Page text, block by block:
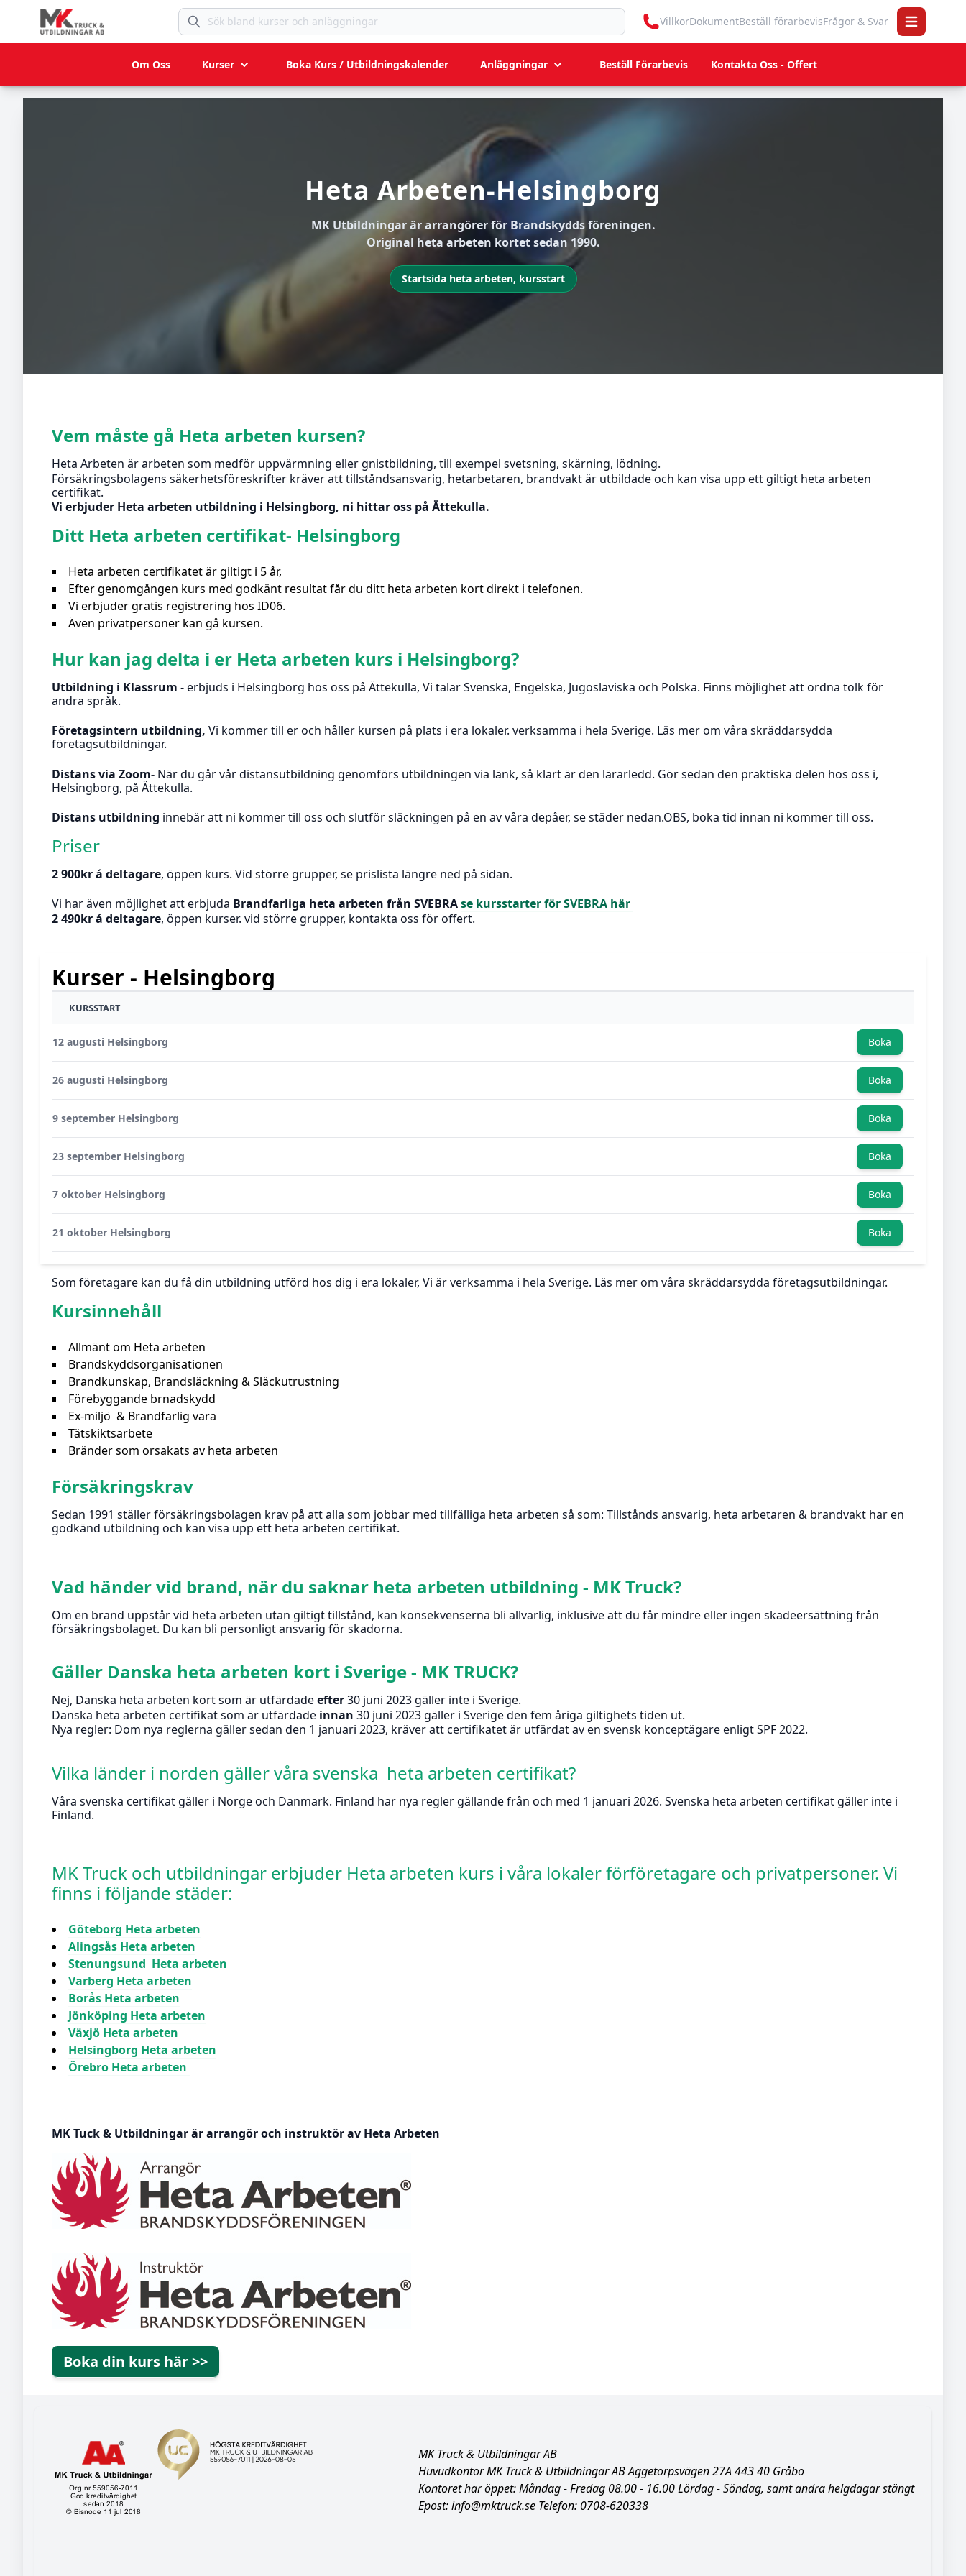
Sök bland kurser och anläggningar
VillkorDokumentBeställ förarbevisFrågor & Svar Open main
Om Oss Kurser Boka Kurs / Utbildningskalender Anläggningar Beställ Förarbevis Kontakta Oss - Offert
Heta Arbeten-Helsingborg
MK Utbildningar är arrangörer för Brandskydds föreningen.
Original heta arbeten kortet sedan 1990.
Startsida heta arbeten, kursstart
Vem måste gå Heta arbeten kursen?
Heta Arbeten är arbeten som medför uppvärmning eller gnistbildning, till exempel svetsning, skärning, lödning.
Försäkringsbolagens säkerhetsföreskrifter kräver att tillståndsansvarig, hetarbetaren, brandvakt är utbildade och kan visa upp ett giltigt heta arbeten
certifikat.
Vi erbjuder Heta arbeten utbildning i Helsingborg, ni hittar oss på Ättekulla.
Ditt Heta arbeten certifikat- Helsingborg
Heta arbeten certifikatet är giltigt i 5 år,
Efter genomgången kurs med godkänt resultat får du ditt heta arbeten kort direkt i telefonen.
Vi erbjuder gratis registrering hos ID06.
Även privatpersoner kan gå kursen.
Hur kan jag delta i er Heta arbeten kurs i Helsingborg?
Utbildning i Klassrum - erbjuds i Helsingborg hos oss på Ättekulla, Vi talar Svenska, Engelska, Jugoslaviska och Polska. Finns möjlighet att ordna tolk för
andra språk.
Företagsintern utbildning, Vi kommer till er och håller kursen på plats i era lokaler. verksamma i hela Sverige. Läs mer om våra skräddarsydda
företagsutbildningar.
Distans via Zoom- När du går vår distansutbildning genomförs utbildningen via länk, så klart är den lärarledd. Gör sedan den praktiska delen hos oss i,
Helsingborg, på Ättekulla.
Distans utbildning innebär att ni kommer till oss och slutför släckningen på en av våra depåer, se städer nedan.OBS, boka tid innan ni kommer till oss.
Priser
2 900kr á deltagare, öppen kurs. Vid större grupper, se prislista längre ned på sidan.
Vi har även möjlighet att erbjuda Brandfarliga heta arbeten från SVEBRAse kursstarter för SVEBRA här
2 490kr á deltagare, öppen kurser. vid större grupper, kontakta oss för offert.
Kurser - Helsingborg
KURSSTART
12 augusti Helsingborg Boka
26 augusti Helsingborg Boka
9 september Helsingborg Boka
23 september Helsingborg Boka
7 oktober Helsingborg Boka
21 oktober Helsingborg Boka
Som företagare kan du få din utbildning utförd hos dig i era lokaler, Vi är verksamma i hela Sverige. Läs mer om våra skräddarsydda företagsutbildningar.
Kursinnehåll
Allmänt om Heta arbeten
Brandskyddsorganisationen
Brandkunskap, Brandsläckning & Släckutrustning
Förebyggande brnadskydd
Ex-miljö & Brandfarlig vara
Tätskiktsarbete
Bränder som orsakats av heta arbeten
Försäkringskrav
Sedan 1991 ställer försäkringsbolagen krav på att alla som jobbar med tillfälliga heta arbeten så som: Tillstånds ansvarig, heta arbetaren & brandvakt har en
godkänd utbildning och kan visa upp ett heta arbeten certifikat.
Vad händer vid brand, när du saknar heta arbeten utbildning - MK Truck?
Om en brand uppstår vid heta arbeten utan giltigt tillstånd, kan konsekvenserna bli allvarlig, inklusive att du får mindre eller ingen skadeersättning från
försäkringsbolaget. Du kan bli personligt ansvarig för skadorna.
Gäller Danska heta arbeten kort i Sverige - MK TRUCK?
Nej, Danska heta arbeten kort som är utfärdadeefter30 juni 2023 gäller inte i Sverige.
Danska heta arbeten certifikat som är utfärdade innan 30 juni 2023 gäller i Sverige den fem åriga giltighets tiden ut.
Nya regler: Dom nya reglerna gäller sedan den 1 januari 2023, kräver att certifikatet är utfärdat av en svensk konceptägare enligt SPF 2022.
Vilka länder i norden gäller våra svenska heta arbeten certifikat?
Våra svenska certifikat gäller i Norge och Danmark. Finland har nya regler gällande från och med 1 januari 2026. Svenska heta arbeten certifikat gäller inte i
Finland.
MK Truck och utbildningar erbjuder Heta arbeten kurs i våra lokaler förföretagare och privatpersoner. Vi
finns i följande städer:
Göteborg Heta arbeten
Alingsås Heta arbeten
Stenungsund Heta arbeten
Varberg Heta arbeten
Borås Heta arbeten
Jönköping Heta arbeten
Växjö Heta arbeten
Helsingborg Heta arbeten
Örebro Heta arbeten
MK Tuck & Utbildningar är arrangör och instruktör av Heta Arbeten
Boka din kurs här >>
MK Truck & Utbildningar AB
Huvudkontor MK Truck & Utbildningar AB Aggetorpsvägen 27A 443 40 Gråbo
Kontoret har öppet:Måndag - Fredag 08.00 - 16.00Lördag - Söndag, samt andra helgdagar stängt
Epost:info@mktruck.se Telefon: 0708-620338